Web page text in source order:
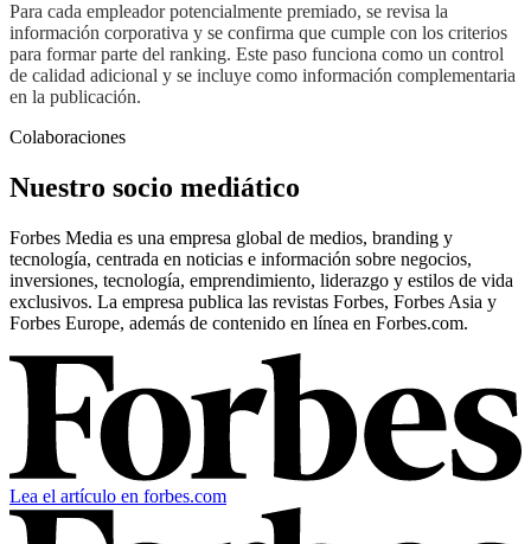
Para cada empleador potencialmente premiado, se revisa la
información corporativa y se confirma que cumple con los criterios
para formar parte del ranking. Este paso funciona como un control
de calidad adicional y se incluye como información complementaria
en la publicación.
Colaboraciones
Nuestro socio mediático
Forbes Media es una empresa global de medios, branding y
tecnología, centrada en noticias e información sobre negocios,
inversiones, tecnología, emprendimiento, liderazgo y estilos de vida
exclusivos. La empresa publica las revistas Forbes, Forbes Asia y
Forbes Europe, además de contenido en línea en Forbes.com.
Lea el artículo en forbes.com